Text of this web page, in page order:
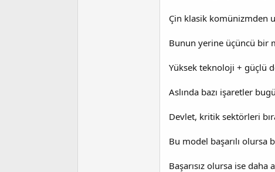
Çin klasik komünizmden
Bunun yerine üçüncü bir
Yüksek teknoloji + güçlü
Aslında bazı işaretler
Devlet, kritik sektörleri
Bu model başarılı olursa
Başarısız olursa ise